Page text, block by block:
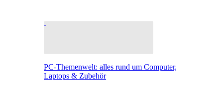
PC-Themenwelt: alles rund um Computer,
Laptops & Zubehör